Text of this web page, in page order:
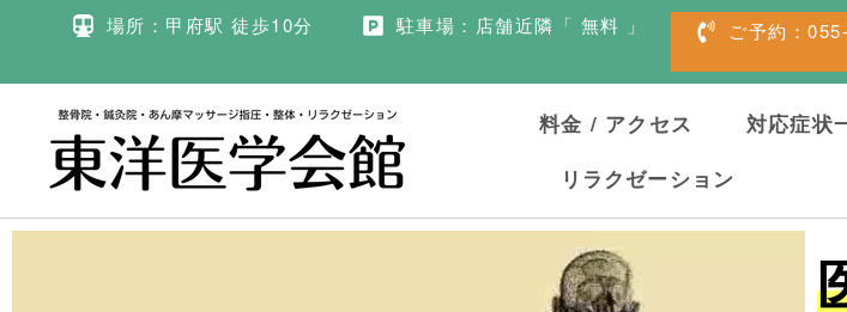
場所：甲府駅 徒歩10分 駐車場：店舗近隣「 無料 」 ご予約：
料金 / アクセス 対応症状
リラクゼーション